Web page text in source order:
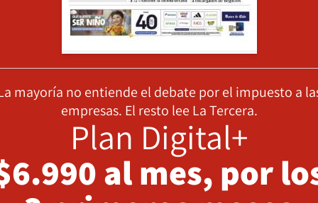
mayoría no entiende el debate por el impuesto a
empresas. El resto lee La Tercera.
Plan Digital+
al mes, por